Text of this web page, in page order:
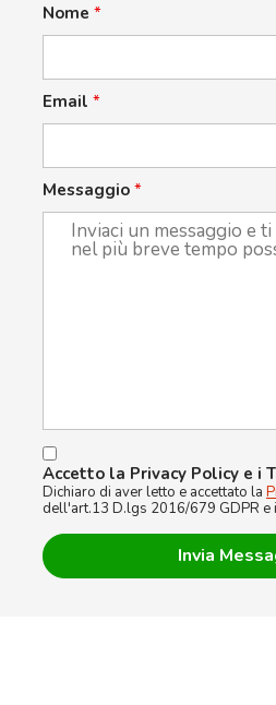
Nome *
Email *
Messaggio *
Accetto la Privacy Policy e i
Dichiaro di aver letto e accettato la
dell'art.13 D.lgs 2016/679 GDPR e